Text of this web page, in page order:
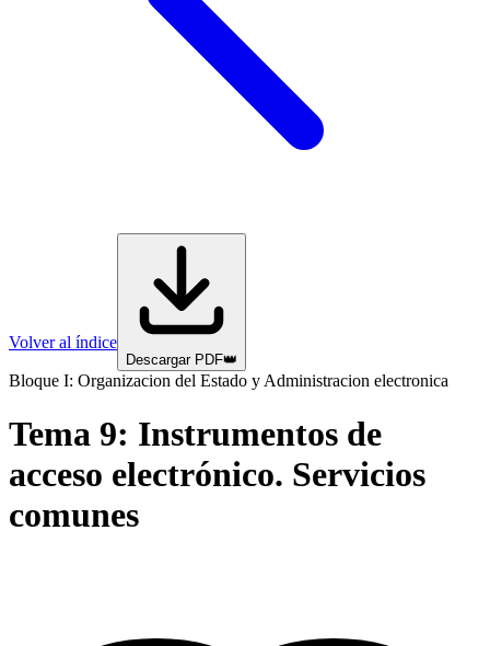
Volver al índice
Descargar PDF👑
Bloque I: Organizacion del Estado y Administracion electronica
Tema 9: Instrumentos de
acceso electrónico. Servicios
comunes